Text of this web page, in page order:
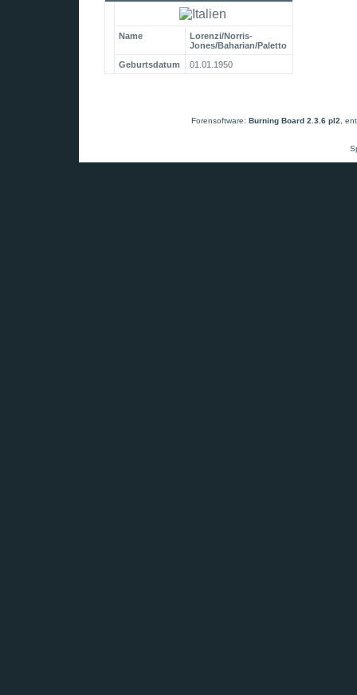
Name
Lorenzi/Norris-
Jones/Baharian/Paletto
Geburtsdatum
01.01.1950
Forensoftware: Burning Board 2.3.6 pl2 ,